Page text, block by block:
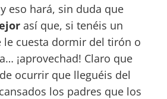
eso hará, sin duda que
así que, si tenéis un
le cuesta dormir del tirón o
¡aprovechad! Claro que
ocurrir que lleguéis del
los padres que los